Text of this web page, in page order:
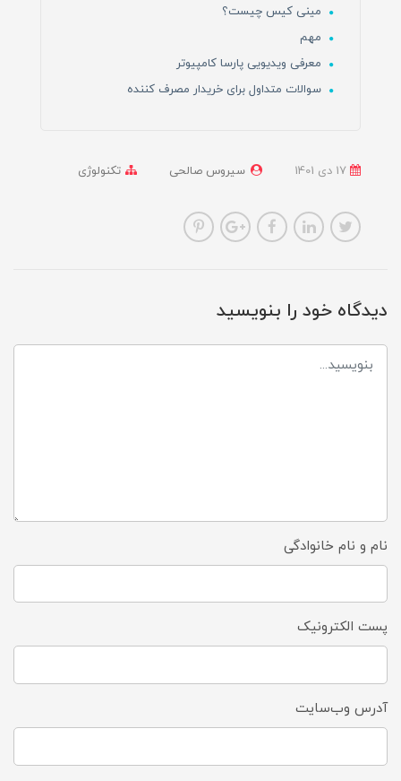
مینی کیس چیست؟
مهم
معرفی ویدیویی پارسا کامپیوتر
سوالات متداول برای خریدار مصرف کننده
سیروس صالحی تکنولوژی
دیدگاه خود را بنویسید
نام و نام خانوادگی
پست الکترونیک
آدرس وب‌سایت